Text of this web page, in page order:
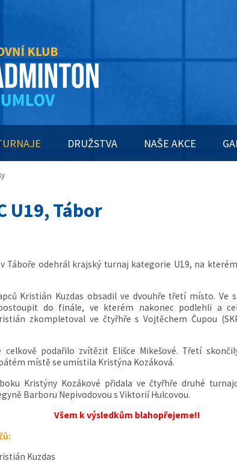
DRUŽSTVA NAŠE AKCE
U19, Tábor
Táboře odehrál krajský turnaj kategorie U19, na
Kristián Kuzdas obsadil ve dvouhře třetí místo. Ve
do finále, ve kterém nakonec podlehli a
zkompletoval ve čtyřhře s Vojtěchem Čupou
celkově podařilo zvítězit Elišce Mikešové. Třetí
místě se umístila Kristýna Kozáková.
Kristýny Kozákové přidala ve čtyřhře druhé
Barboru Nepivodovou s Viktorií Hulcovou.
Všem k výsledkům blahopřejeme!!
Kuzdas